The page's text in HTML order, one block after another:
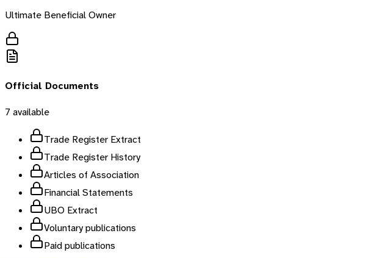
Ultimate Beneficial Owner
Official Documents
7 available
Trade Register Extract
Trade Register History
Articles of Association
Financial Statements
UBO Extract
Voluntary publications
Paid publications